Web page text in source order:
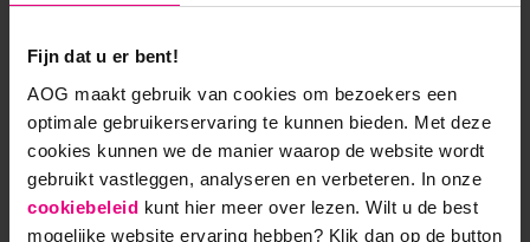
Fijn dat u er bent!
AOG maakt gebruik van cookies om bezoekers een
optimale gebruikerservaring te kunnen bieden. Met deze
cookies kunnen we de manier waarop de website wordt
gebruikt vastleggen, analyseren en verbeteren. In onze
cookiebeleid kunt hier meer over lezen. Wilt u de best
mogelijke website ervaring hebben? Klik dan op de button
in staat om mee te bewegen, behoeftebevrediging
ingewikkeld gedrag te vertonen. We zijn niet zo snel
geëvolueerd als de omgeving waarin we zitten. Dit
leidt tot dilemma’s van deze tijd; we wringen ons
letterlijk en figuurlijk in allerlei bochten om mee te
blijven doen in de race om bijvoorbeeld persoonlijk